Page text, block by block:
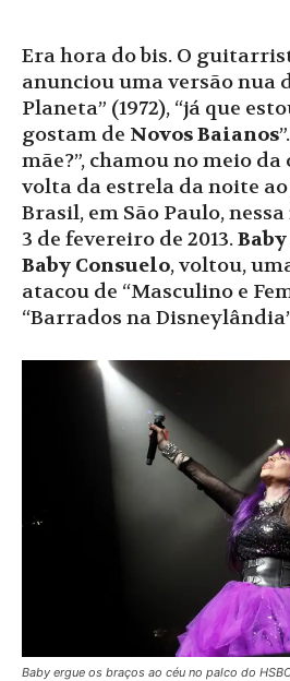
Era hora do bis. O
anunciou uma versão nua
Planeta” (1972), “já que
gostam de Novos Baianos
mãe?”, chamou no meio
volta da estrela da noite ao
Brasil, em São Paulo,
3 de fevereiro de 2013.
Baby Consuelo, voltou,
atacou de “Masculino e
“Barrados na
Baby ergue os braços ao céu no palco do